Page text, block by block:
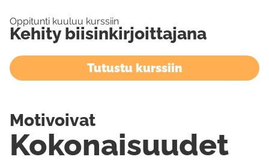
Oppitunti kuuluu kurssiin
Kehity biisinkirjoittajana
Tutustu kurssiin
Kokonaisuudet
Motivoivat